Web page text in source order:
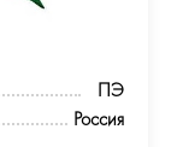
ПЭ
Россия